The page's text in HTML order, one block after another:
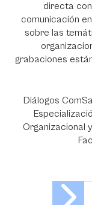
directa
comunicación
sobre las
grabaciones
Diálogos
Organizacional